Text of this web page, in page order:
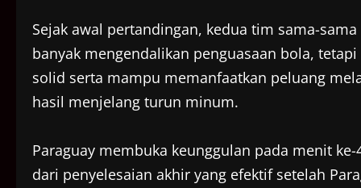
Sejak awal pertandingan, kedua tim sama-
banyak mengendalikan penguasaan bola,
solid serta mampu memanfaatkan peluang
hasil menjelang turun minum.
Paraguay membuka keunggulan pada menit
dari penyelesaian akhir yang efektif setelah